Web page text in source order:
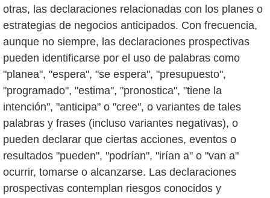
otras, las declaraciones relacionadas con los planes o
estrategias de negocios anticipados. Con frecuencia,
aunque no siempre, las declaraciones prospectivas
pueden identificarse por el uso de palabras como
"planea", "espera", "se espera", "presupuesto",
"programado", "estima", "pronostica", "tiene la
intención", "anticipa" o "cree", o variantes de tales
palabras y frases (incluso variantes negativas), o
pueden declarar que ciertas acciones, eventos o
resultados "pueden", "podrían", "irían a" o "van a"
ocurrir, tomarse o alcanzarse. Las declaraciones
prospectivas contemplan riesgos conocidos y